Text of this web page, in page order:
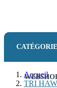
Accueil
TRI